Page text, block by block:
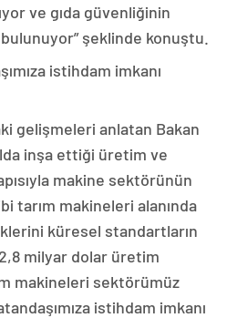
ve gıda güvenliğinin
şeklinde konuştu.
istihdam imkanı
gelişmeleri anlatan Bakan
inşa ettiği üretim ve
makine sektörünün
tarım makineleri alanında
küresel standartların
2,8 milyar dolar üretim
makineleri sektörümüz
istihdam imkanı